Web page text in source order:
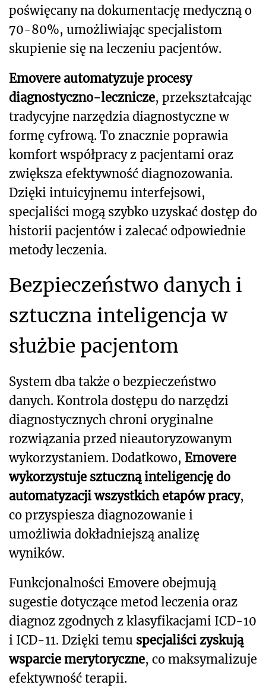
poświęcany na dokumentację medyczną o
70-80%, umożliwiając specjalistom
skupienie się na leczeniu pacjentów.
Emovere automatyzuje procesy
diagnostyczno-lecznicze, przekształcając
tradycyjne narzędzia diagnostyczne w
formę cyfrową. To znacznie poprawia
komfort współpracy z pacjentami oraz
zwiększa efektywność diagnozowania.
Dzięki intuicyjnemu interfejsowi,
specjaliści mogą szybko uzyskać dostęp do
historii pacjentów i zalecać odpowiednie
metody leczenia.
Bezpieczeństwo danych i
sztuczna inteligencja w
służbie pacjentom
System dba także o bezpieczeństwo
danych. Kontrola dostępu do narzędzi
diagnostycznych chroni oryginalne
rozwiązania przed nieautoryzowanym
wykorzystaniem. Dodatkowo, Emovere
wykorzystuje sztuczną inteligencję do
automatyzacji wszystkich etapów pracy,
co przyspiesza diagnozowanie i
umożliwia dokładniejszą analizę
wyników.
Funkcjonalności Emovere obejmują
sugestie dotyczące metod leczenia oraz
diagnoz zgodnych z klasyfikacjami ICD-10
i ICD-11. Dzięki temu specjaliści zyskują
wsparcie merytoryczne, co maksymalizuje
efektywność terapii.